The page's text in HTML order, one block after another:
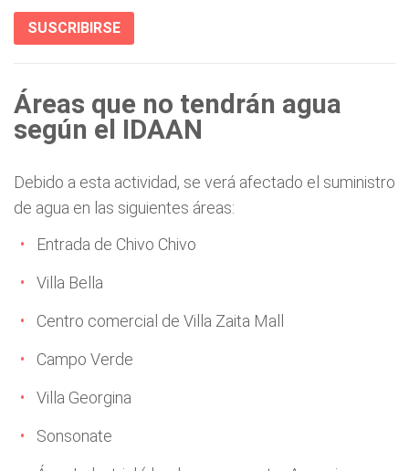
SUSCRIBIRSE
Áreas que no tendrán agua
según el IDAAN
Debido a esta actividad, se verá afectado el suministro
de agua en las siguientes áreas:
Entrada de Chivo Chivo
Villa Bella
Centro comercial de Villa Zaita Mall
Campo Verde
Villa Georgina
Sonsonate